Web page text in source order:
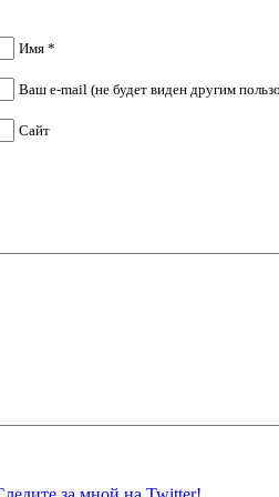
Имя *
Ваш e-mail (не будет виден другим
Сайт